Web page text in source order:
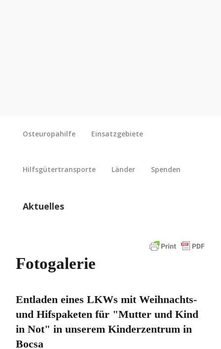
Osteuropahilfe Einsatzgebiete
Hilfsgütertransporte Länder Spenden
Aktuelles
Fotogalerie
Entladen eines LKWs mit Weihnachts-
und Hifspaketen für "Mutter und Kind
in Not" in unserem Kinderzentrum in
Bocsa